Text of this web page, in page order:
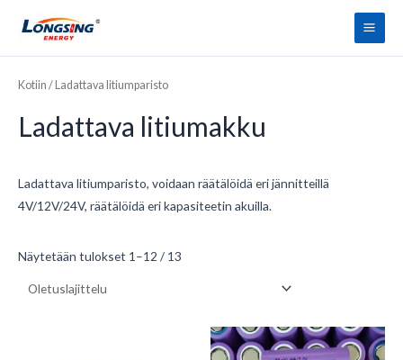
sisältöön
Kotiin / Ladattava litiumparisto
Ladattava litiumakku
Ladattava litiumparisto, voidaan räätälöidä eri jännitteillä
4V/12V/24V, räätälöidä eri kapasiteetin akuilla.
Näytetään tulokset 1–12 / 13